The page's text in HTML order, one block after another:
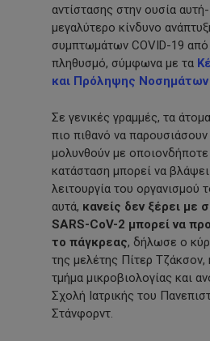
αντίστασης στην ουσία
μεγαλύτερο κίνδυνο
συμπτωμάτων COVID-19 από
πληθυσμό, σύμφωνα με τα
και Πρόληψης Νοσημάτων
Σε γενικές γραμμές, τα
πιο πιθανό να
μολυνθούν με
κατάσταση μπορεί να
λειτουργία του οργανισμού
αυτά, κανείς δεν ξέρει με
SARS-CoV-2 μπορεί να
το πάγκρεας, δήλωσε ο
της μελέτης Πίτερ Τζάκσον,
τμήμα μικροβιολογίας και
Σχολή Ιατρικής του
Στάνφορντ.